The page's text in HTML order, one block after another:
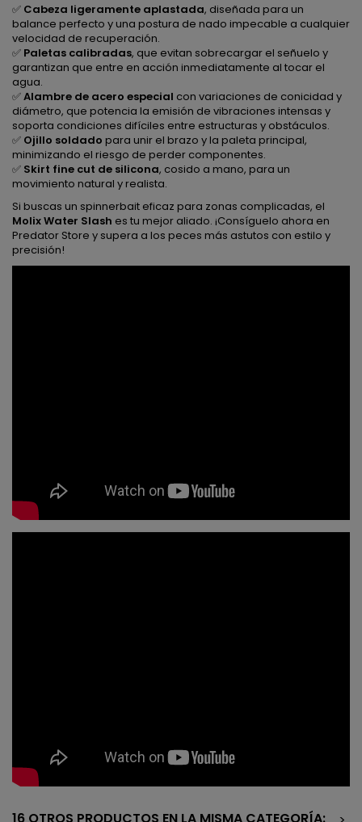
✅ Cabeza ligeramente aplastada, diseñada para un
balance perfecto y una postura de nado impecable a cualquier
velocidad de recuperación.
✅ Paletas calibradas, que evitan sobrecargar el señuelo y
garantizan que entre en acción inmediatamente al tocar el
agua.
✅Alambre de acero especial con variaciones de conicidad y
diámetro, que potencia la emisión de vibraciones intensas y
soporta condiciones difíciles entre estructuras y obstáculos.
✅ Ojillo soldado para unir el brazo y la paleta principal,
minimizando el riesgo de perder componentes.
✅ Skirt fine cut de silicona, cosido a mano, para un
movimiento natural y realista.
Si buscas un spinnerbait eficaz para zonas complicadas, el
Molix Water Slash es tu mejor aliado. ¡Consíguelo ahora en
Predator Store y supera a los peces más astutos con estilo y
precisión!
16 OTROS PRODUCTOS EN LA MISMA CATEGORÍA: